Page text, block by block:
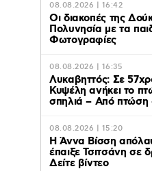
08.08.2026 | 16:42
Οι διακοπές της
Πολυνησία με τα
Φωτογραφίες
08.08.2026 | 16:35
Λυκαβηττός: Σε
Κυψέλη ανήκει το
σπηλιά – Από πτώση
08.08.2026 | 15:20
Η Άννα Βίσση
έπαιξε Τσιτσάνη σε
Δείτε βίντεο